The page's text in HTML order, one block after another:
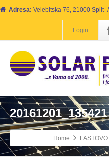
Adresa: Velebitska 76, 21000 Split /
Login
20161201_135421
Home LASTOVO